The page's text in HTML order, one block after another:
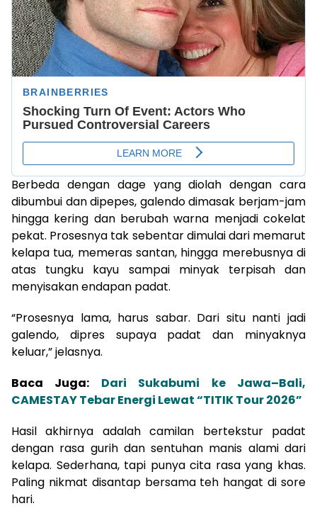
Berbeda dengan dage yang diolah dengan cara
dibumbui dan dipepes, galendo dimasak berjam-jam
hingga kering dan berubah warna menjadi cokelat
pekat. Prosesnya tak sebentar dimulai dari memarut
kelapa tua, memeras santan, hingga merebusnya di
atas tungku kayu sampai minyak terpisah dan
menyisakan endapan padat.
“Prosesnya lama, harus sabar. Dari situ nanti jadi
galendo, dipres supaya padat dan minyaknya
keluar,” jelasnya.
Baca Juga: Dari Sukabumi ke Jawa–Bali,
CAMESTAY Tebar Energi Lewat “TITIK Tour 2026”
Hasil akhirnya adalah camilan bertekstur padat
dengan rasa gurih dan sentuhan manis alami dari
kelapa. Sederhana, tapi punya cita rasa yang khas.
Paling nikmat disantap bersama teh hangat di sore
hari.